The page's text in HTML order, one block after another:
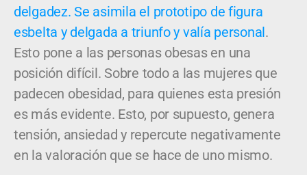
delgadez. Se asimila el prototipo de figura
esbelta y delgada a triunfo y valía personal.
Esto pone a las personas obesas en una
posición difícil. Sobre todo a las mujeres que
padecen obesidad, para quienes esta presión
es más evidente. Esto, por supuesto, genera
tensión, ansiedad y repercute negativamente
en la valoración que se hace de uno mismo.